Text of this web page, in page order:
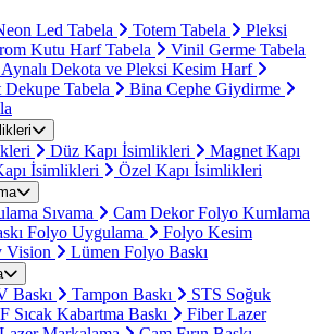
Led Tabela Totem Tabela
Pleksi
Kutu Harf Tabela
Vinil Germe Tabela
Aynalı Dekota ve Pleksi Kesim Harf
Tabela
Bina Cephe Giydirme
Düz Kapı İsimlikleri
Magnet Kapı
İsimlikleri Özel Kapı İsimlikleri
Sıvama
Cam Dekor Folyo Kumlama
Folyo Uygulama
Folyo Kesim
Vision Lümen Folyo Baskı
Baskı Tampon Baskı
STS Soğuk
Sıcak Kabartma Baskı
Fiber Lazer